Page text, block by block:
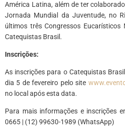
América Latina, além de ter
Jornada Mundial da Juventude, no
últimos três Congressos
Catequistas Brasil.
Inscrições:
As inscrições para o Catequistas
dia 5 de fevereiro pelo site
no local após esta data.
Para mais informações e inscrições
0665 | (12) 99630-1989 (WhatsApp)